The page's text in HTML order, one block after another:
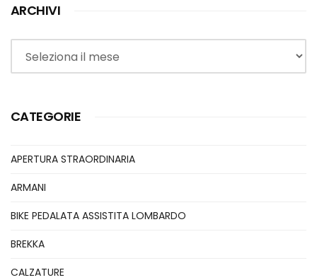
ARCHIVI
Archivi
CATEGORIE
APERTURA STRAORDINARIA
ARMANI
BIKE PEDALATA ASSISTITA LOMBARDO
BREKKA
CALZATURE